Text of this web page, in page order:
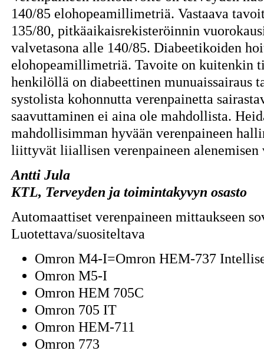
140/85 elohopeamillimetriä. Vastaava
135/80, pitkäaikaisrekisteröinnin
valvetasona alle 140/85. Diabeetikoiden
elohopeamillimetriä. Tavoite on kuitenkin
henkilöllä on diabeettinen munuaissairaus
systolista kohonnutta verenpainetta
saavuttaminen ei aina ole mahdollista.
mahdollisimman hyvään verenpaineen
liittyvät liiallisen verenpaineen alenemisen
Antti Jula
KTL, Terveyden ja toimintakyvyn osasto
Automaattiset verenpaineen mittaukseen
Luotettava/suositeltava
Omron M4-I=Omron HEM-737
Omron M5-I
Omron HEM 705C
Omron 705 IT
Omron HEM-711
Omron 773